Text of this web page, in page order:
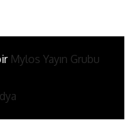
Mylos Yayın Grubu